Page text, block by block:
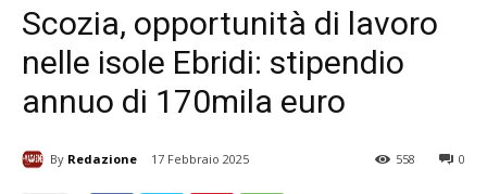
Scozia, opportunità di lavoro
nelle isole Ebridi: stipendio
annuo di 170mila euro
By Redazione 17 Febbraio 2025 0
558